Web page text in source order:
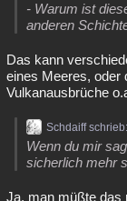
- Warum ist
anderen
Das kann
eines Meeres, oder
Vulkanausbrüche
Schdaiff schrieb:
Wenn du mir
sicherlich mehr
Ja, man müßte das